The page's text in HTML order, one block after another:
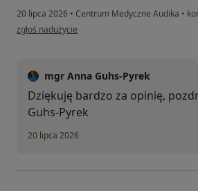
20 lipca 2026 • Centrum Medyczne Audika •
w opinii użytkownika KS
zgłoś nadużycie
mgr Anna Guhs-Pyrek
Dziękuję bardzo za opinię,
Guhs-Pyrek
20 lipca 2026